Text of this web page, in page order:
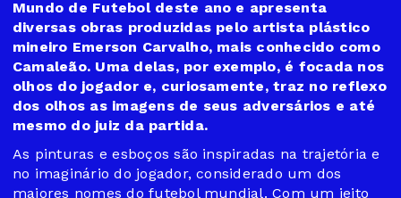
Mundo de Futebol deste ano e apresenta
diversas obras produzidas pelo artista plástico
mineiro Emerson Carvalho, mais conhecido como
Camaleão. Uma delas, por exemplo, é focada nos
olhos do jogador e, curiosamente, traz no reflexo
dos olhos as imagens de seus adversários e até
mesmo do juiz da partida.
As pinturas e esboços são inspiradas na trajetória e
no imaginário do jogador, considerado um dos
maiores nomes do futebol mundial. Com um jeito